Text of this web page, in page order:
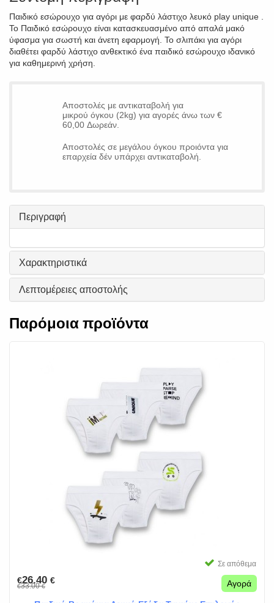
Παιδικό εσώρουχο για αγόρι με φαρδύ λάστιχο λευκό play unique .
Το Παιδικό εσώρουχο είναι κατασκευασμένο από απαλά μακό
ύφασμα για σωστή και άνετη εφαρμογή. Το σλιπάκι για αγόρι
διαθέτει φαρδύ λάστιχο ανθεκτικό ένα παιδικό εσώρουχο ιδανικό
για καθημερινή χρήση.
Αποστολές με αντικαταβολή για
μικρού όγκου (2kg) για αγορές άνω των €
60,00 Δωρεάν.
Αποστολές σε μεγάλου όγκου προιόντα για
επαρχεία δέν υπάρχει αντικαταβολή.
Περιγραφή
Χαρακτηριστικά
Λεπτομέρειες αποστολής
Παρόμοια προϊόντα
Σε απόθεμα
€26.40 €
€33.00€ Αγορά